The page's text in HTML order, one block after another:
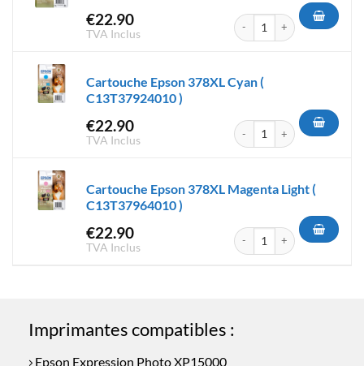
€22.90
TVA Inclus
quantité de Cartouche Epson
Cartouche Epson 378XL Cyan (
C13T37924010 )
€22.90
TVA Inclus
quantité de Cartouche Epson
Cartouche Epson 378XL Magenta Light (
C13T37964010 )
€22.90
TVA Inclus
quantité de Cartouche Epson
Imprimantes compatibles :
Epson Expression Photo XP15000